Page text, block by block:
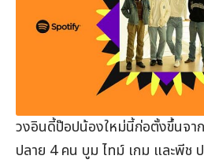
วงอินดี้ป๊อปน้องใหม่นี้ก่อตั้งขึ้นจา
ปลาย 4 คน บูม ไทม์ เกม และพีช